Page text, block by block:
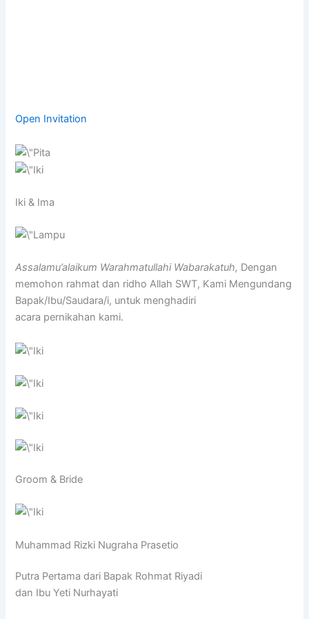
Open Invitation
Iki & Ima
Assalamu’alaikum Warahmatullahi Wabarakatuh, Dengan
memohon rahmat dan ridho Allah SWT, Kami Mengundang
Bapak/Ibu/Saudara/i, untuk menghadiri
acara pernikahan kami.
Groom & Bride
Muhammad Rizki Nugraha Prasetio
Putra Pertama dari Bapak Rohmat Riyadi
dan Ibu Yeti Nurhayati